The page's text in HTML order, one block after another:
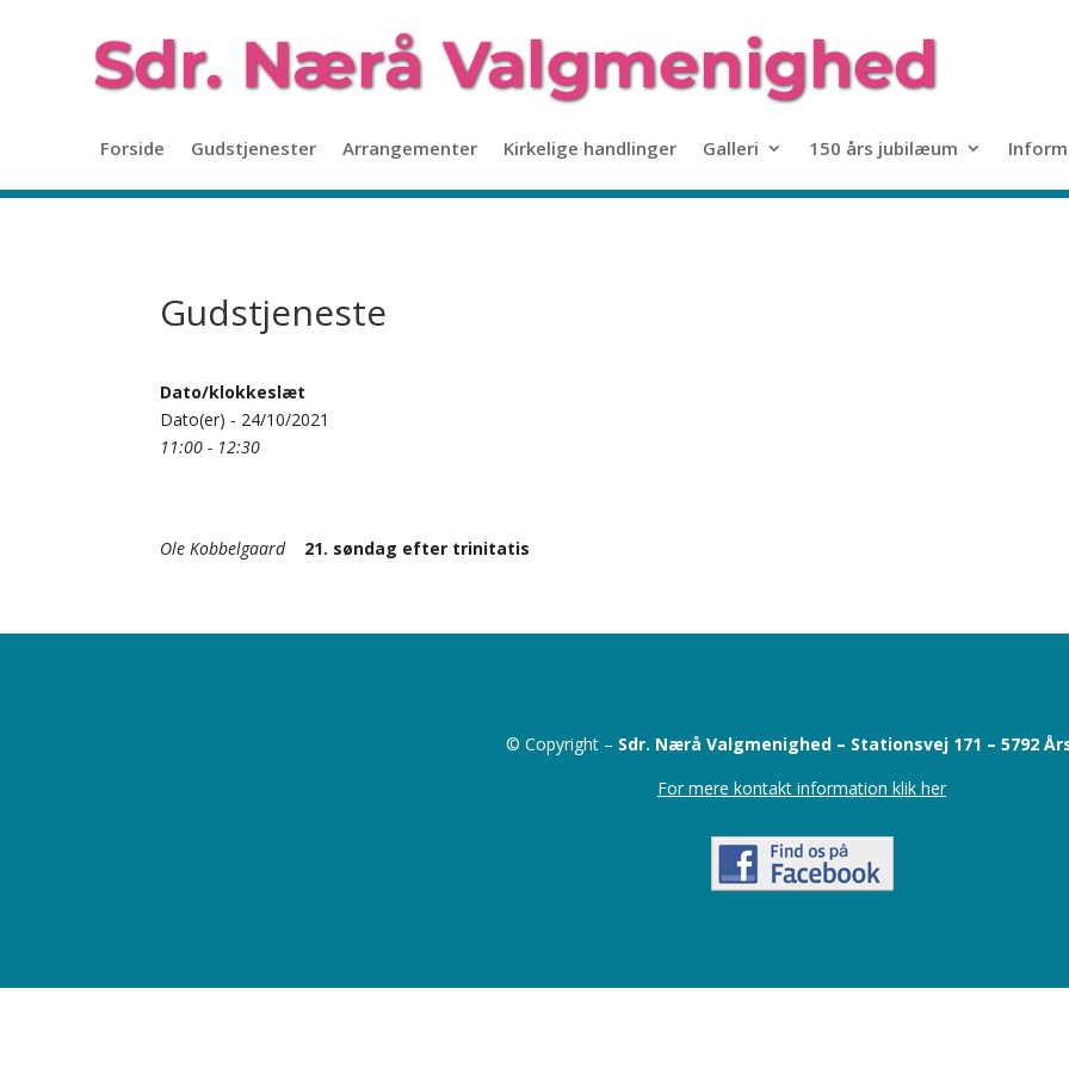
Forside Gudstjenester Arrangementer Kirkelige handlinger Galleri 150 års jubilæum
Gudstjeneste
Dato/klokkeslæt
Dato(er) - 24/10/2021
11:00 - 12:30
Ole Kobbelgaard 21. søndag efter trinitatis
© Copyright – Sdr. Nærå Valgmenighed – Stationsvej 171 – 5792
For mere kontakt information klik her